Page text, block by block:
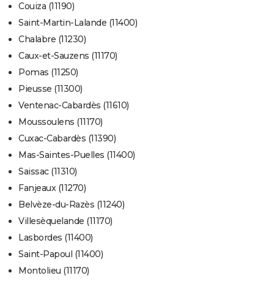
Couiza (11190)
Saint-Martin-Lalande (11400)
Chalabre (11230)
Caux-et-Sauzens (11170)
Pomas (11250)
Pieusse (11300)
Ventenac-Cabardès (11610)
Moussoulens (11170)
Cuxac-Cabardès (11390)
Mas-Saintes-Puelles (11400)
Saissac (11310)
Fanjeaux (11270)
Belvèze-du-Razès (11240)
Villesèquelande (11170)
Lasbordes (11400)
Saint-Papoul (11400)
Montolieu (11170)